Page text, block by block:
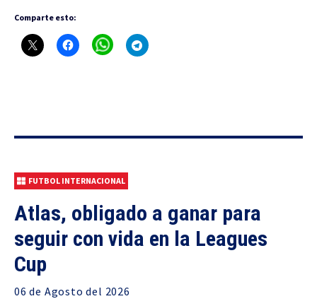
Comparte esto:
FUTBOL INTERNACIONAL
Atlas, obligado a ganar para
seguir con vida en la Leagues
Cup
06 de Agosto del 2026